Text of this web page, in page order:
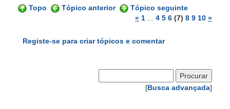
Topo Tópico anterior
Tópico seguinte
« 1 4 5 6 (7) 8 9 10 »
Registe-se para criar tópicos e comentar
[Busca advançada]